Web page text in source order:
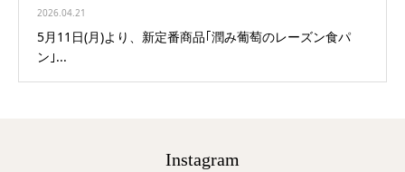
2026.04.21
5月11日(月)より、新定番商品｢潤み葡萄のレーズン食パ
ン｣...
Instagram